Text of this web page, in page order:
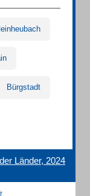
Bürgstadt
Länder, 2024